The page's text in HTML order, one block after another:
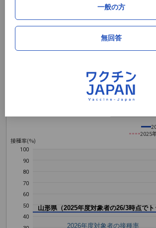
一般の方
無回答
0.6%
福井県の累積初回接種率推移データ
2025
接種率(%)
40
50
60
70
80
90
100
山形県（2025年度対象者の26/3時点でト
2026年度対象者の接種率